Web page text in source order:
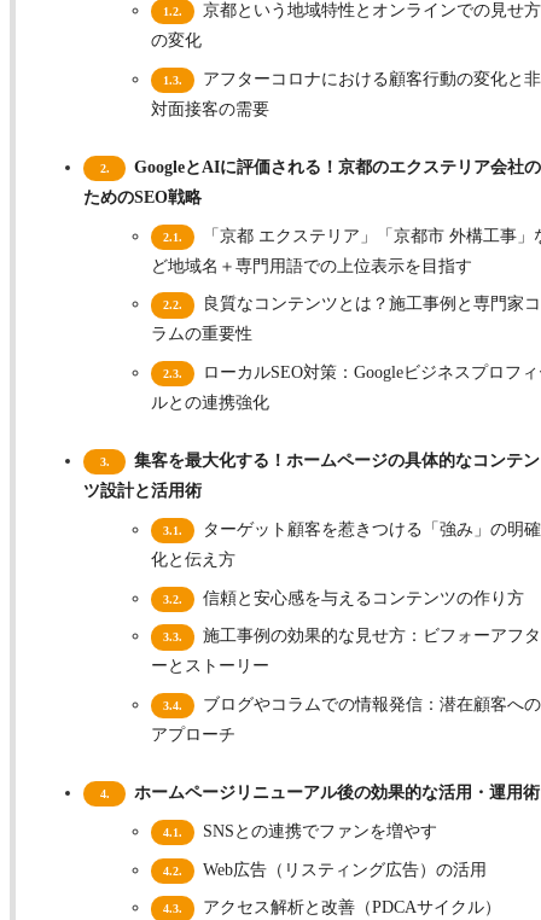
1.2.
京都という地域特性とオンラインでの見せ方
の変化
1.3.
アフターコロナにおける顧客行動の変化と非
対面接客の需要
2.
GoogleとAIに評価される！京都のエクステリア会社の
ためのSEO戦略
2.1.
「京都 エクステリア」「京都市 外構工事」
ど地域名＋専門用語での上位表示を目指す
2.2.
良質なコンテンツとは？施工事例と専門家コ
ラムの重要性
2.3.
ローカルSEO対策：Googleビジネスプロフ
ルとの連携強化
3.
集客を最大化する！ホームページの具体的なコンテン
ツ設計と活用術
3.1.
ターゲット顧客を惹きつける「強み」の明確
化と伝え方
3.2. 信頼と安心感を与えるコンテンツの作り方
3.3.
施工事例の効果的な見せ方：ビフォーアフタ
ーとストーリー
3.4.
ブログやコラムでの情報発信：潜在顧客への
アプローチ
4. ホームページリニューアル後の効果的な活用・運用術
4.1. SNSとの連携でファンを増やす
4.2. Web広告（リスティング広告）の活用
4.3. アクセス解析と改善（PDCAサイクル）